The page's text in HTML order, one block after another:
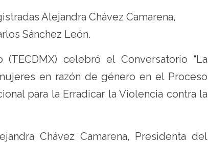
Alejandra Chávez Camarena,
Sánchez León.
celebró el Conversatorio “La
en razón de género en el Proceso
para la Erradicar la Violencia contra la
Chávez Camarena, Presidenta del